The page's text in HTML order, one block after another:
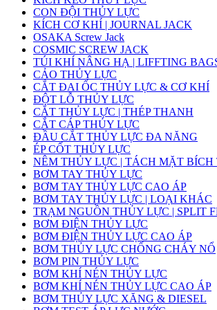
CON ĐỘI THỦY LỰC
KÍCH CƠ KHÍ | JOURNAL JACK
OSAKA Screw Jack
COSMIC SCREW JACK
TÚI KHÍ NÂNG HẠ | LIFFTING
CẢO THỦY LỰC
CẮT ĐAI ỐC THỦY LỰC & CƠ KHÍ
ĐỘT LỖ THỦY LỰC
CẮT THỦY LỰC | THÉP THANH
CẮT CÁP THỦY LỰC
ĐẦU CẮT THỦY LỰC ĐA NĂNG
ÉP CỐT THỦY LỰC
NÊM THỦY LỰC | TÁCH MẶT BÍCH
BƠM TAY THỦY LỰC
BƠM TAY THỦY LỰC CAO ÁP
BƠM TAY THỦY LỰC | LOẠI KHÁC
TRẠM NGUỒN THỦY LỰC | SPLIT
BƠM ĐIỆN THỦY LỰC
BƠM ĐIỆN THỦY LỰC CAO ÁP
BƠM THỦY LỰC CHỐNG CHÁY NỔ
BƠM PIN THỦY LỰC
BƠM KHÍ NÉN THỦY LỰC
BƠM KHÍ NÉN THỦY LỰC CAO ÁP
BƠM THỦY LỰC XĂNG & DIESEL